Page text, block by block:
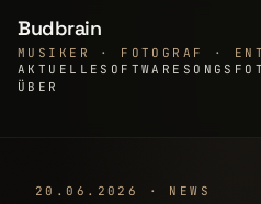
Budbrain
MUSIKER · FOTOGRAF ·
AKTUELLE SOFTWARE SONGS
ÜBER
20.06.2026 · NEWS